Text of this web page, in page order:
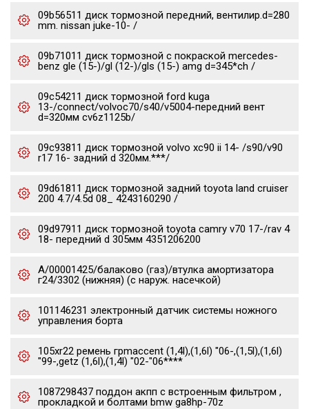
09b56511 диск тормозной передний, вентилир.d=280
mm. nissan juke-10- /
09b71011 диск тормозной с покраской mercedes-
benz gle (15-)/gl (12-)/gls (15-) amg d=345*ch /
09c54211 диск тормозной ford kuga
13-/connect/volvoc70/s40/v5004-передний вент
d=320мм cv6z1125b/
09c93811 диск тормозной volvo xc90 ii 14- /s90/v90
r17 16- задний d 320мм.***/
09d61811 диск тормозной задний toyota land cruiser
200 4.7/4.5d 08_ 4243160290 /
09d97911 диск тормозной toyota camry v70 17-/rav 4
18- передний d 305мм 4351206200
А/00001425/балаково (газ)/втулка амортизатора
г24/3302 (нижняя) (с наруж. насечкой)
101146231 электронный датчик системы ножного
управления борта
105xr22 ремень грmaccent (1,4l),(1,6l) "06-,(1,5l),(1,6l)
"99-,getz (1,6l),(1,4l) "02-"06****
1087298437 поддон акпп с встроенным фильтром ,
прокладкой и болтами bmw ga8hp-70z